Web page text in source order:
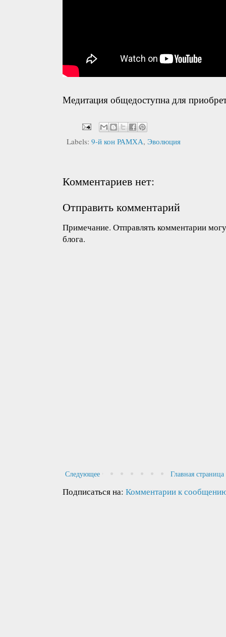
Медитация общедоступна для
Labels: 9-й кон РАМХА, Эволюция
Комментариев нет:
Отправить комментарий
Примечание. Отправлять комментарии
блога.
Следующее Главная страница
Подписаться на: Комментарии к